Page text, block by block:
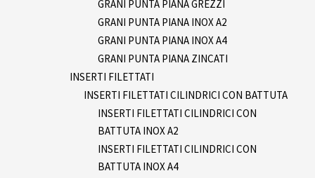
GRANI PUNTA PIANA GREZZI
GRANI PUNTA PIANA INOX A2
GRANI PUNTA PIANA INOX A4
GRANI PUNTA PIANA ZINCATI
INSERTI FILETTATI
INSERTI FILETTATI CILINDRICI CON BATTUTA
INSERTI FILETTATI CILINDRICI CON
BATTUTA INOX A2
INSERTI FILETTATI CILINDRICI CON
BATTUTA INOX A4